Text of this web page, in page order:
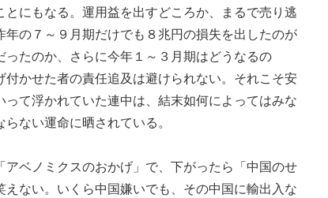
にもなる。運用益を出すどころか、まるで売り逃
の７～９月期だけでも８兆円の損失を出したのが
たのか、さらに今年１～３月期はどうなるの
かせた者の責任追及は避けられない。それこそ安
て浮かれていた連中は、結末如何によってはみな
ない運命に晒されている。
ベノミクスのおかげ」で、下がったら「中国のせ
ない。いくら中国嫌いでも、その中国に輸出入な